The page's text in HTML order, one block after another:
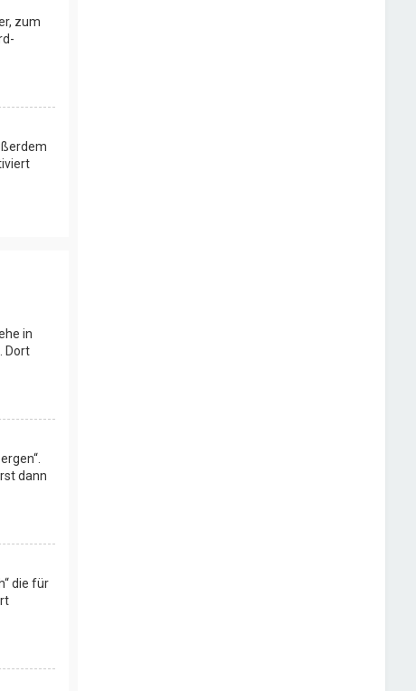
zum
in
Dort
dann
die für